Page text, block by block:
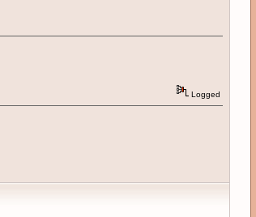
Logged